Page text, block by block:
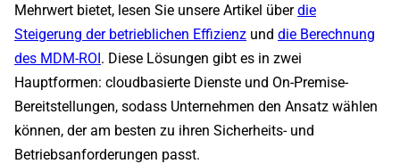
Mehrwert bietet, lesen Sie unsere Artikel überdie
Steigerung der betrieblichen Effizienz und die Berechnung
des MDM-ROI. Diese Lösungen gibt es in zwei
Hauptformen: cloudbasierte Dienste und On-Premise-
Bereitstellungen, sodass Unternehmen den Ansatz wählen
können, der am besten zu ihren Sicherheits- und
Betriebsanforderungen passt.